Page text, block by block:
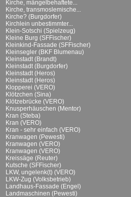
Kirche, mängelbehaftete...
Kirche, transmoslemische...
Kirche? (Burgdorfer)
Kirchlein unbestimmter...
Klein-Sotschi (Spielzeug)
Kleine Burg (SFFischer)
Kleinkind-Fassade (SFFischer)
Kleinsegler (BKF Blumenau)
Kleinstadt (Brandt)
Kleinstadt (Burgdorfer)
Kleinstadt (Heros)
Kleinstadt (Heros)
Klopperei (VERO)
Klötzchen (Sina)
Klötzebrücke (VERO)
Knusperhäuschen (Mentor)
Kran (Steba)
Kran (VERO)
Kran - sehr einfach (VERO)
Kranwagen (Pewesti)
Kranwagen (VERO)
Kranwagen (VERO)
Kreissäge (Reuter)
Kutsche (SFFischer)
LKW, ungelenk(t) (VERO)
LKW-Zug (Volksbetrieb)
Landhaus-Fassade (Engel)
Landmaschinen (Pewesti)